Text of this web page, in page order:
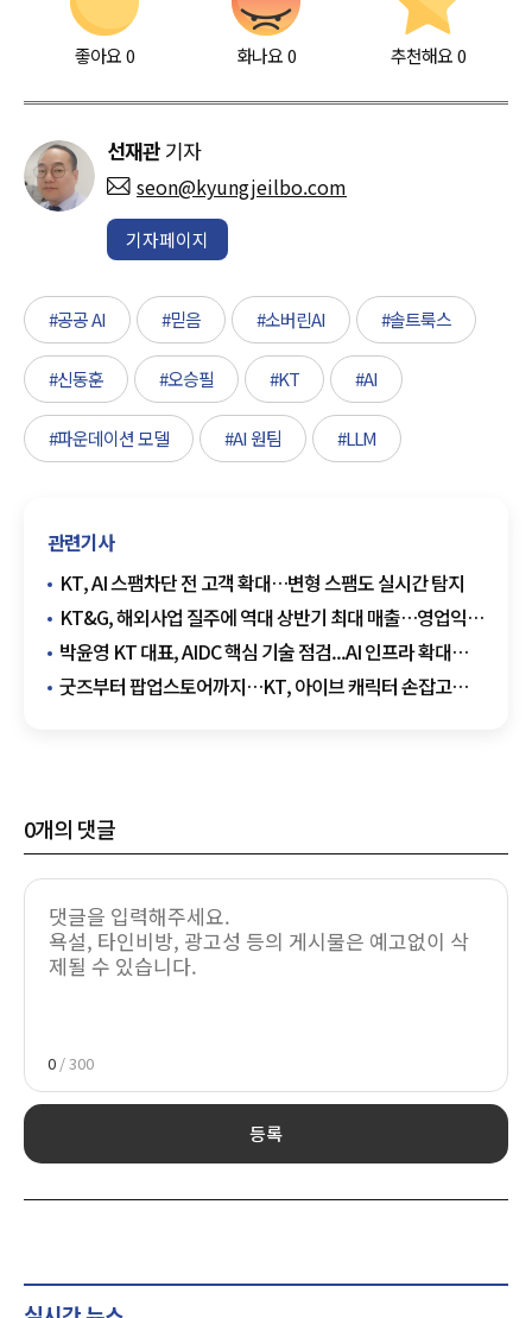
좋아요0 화나요0 추천해요 0
선재관 기자
seon@kyungjeilbo.com
기자페이지
#공공 AI #믿음 #소버린AI #솔트룩스
#신동훈 #오승필 #KT #AI
#파운데이션 모델 #AI 원팀 #LLM
관련기사
KT, AI 스팸차단 전 고객 확대…변형 스팸도 실시간 탐지
KT&G, 해외사업 질주에 역대 상반기 최대 매출…영업익
4분기 연속 두 자릿수 성장
박윤영 KT 대표, AIDC 핵심 기술 점검...AI 인프라 확대
박차
굿즈부터 팝업스토어까지…KT, 아이브 캐릭터 손잡고
0개의 댓글
0 / 300
등록